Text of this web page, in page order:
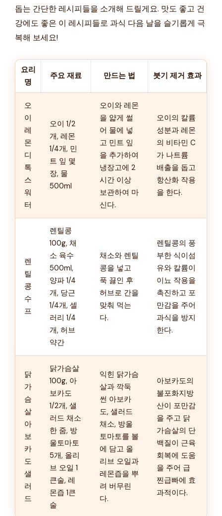
돕는 간단한 레시피들을 소개해 드릴게요. 맛도 좋고 건
강에도 좋은 이 레시피들로 과식 다음 날을 슬기롭게 극
복해 보세요!
요리
명
주요 재료 만드는 법 붓기 제거 효과
오
이
레
몬
디
톡
스
워
터
오이 1/2
개, 레몬
1/4개, 민
트 잎 몇
장, 물
500ml
오이와 레몬
을 얇게 썰
어 물에 넣
고 민트 잎
을 추가하여
냉장고에 2
시간 이상
보관하여 마
신다.
오이의 칼륨
성분과 레몬
의 비타민 C
가 나트륨
배출을 돕고
항산화 작용
을 한다.
렌
틸
콩
수
프
렌틸콩
100g, 채
소 육수
500ml,
양파 1/4
개, 당근
1/4개, 셀
러리 1/4
개, 허브
약간
채소와 렌틸
콩을 넣고
푹 끓인 후
허브로 간을
맞춰 먹는
다.
렌틸콩의 풍
부한 식이섬
유와 칼륨이
이뇨 작용을
촉진하고 포
만감을 주어
과식을 방지
한다.
닭
가
슴
살
아
보
카
도
샐
러
드
닭가슴살
100g, 아
보카도
1/2개, 샐
러드 채소
한 줌, 방
울토마토
5개, 올리
브 오일 1
큰술, 레
몬즙 1큰
술
익힌 닭가슴
살과 깍둑
썬 아보카
도, 샐러드
채소, 방울
토마토를 볼
에 담고 올
리브 오일과
레몬즙을 뿌
려 버무린
다.
아보카도의
불포화지방
산이 포만감
을 주고 닭
가슴살의 단
백질이 근육
회복에 도움
을 주어 급
찐급빠에 효
과적이다.